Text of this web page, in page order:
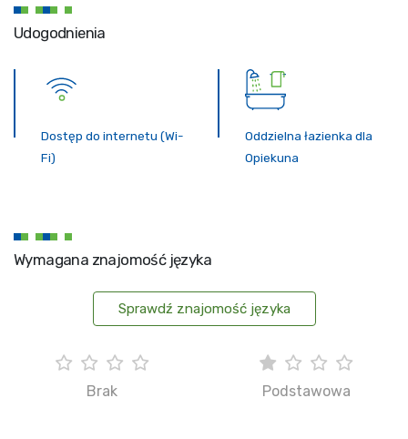
Udogodnienia
Dostęp do internetu (Wi-
Fi)
Oddzielna łazienka dla
Opiekuna
Wymagana znajomość języka
Sprawdź znajomość języka
Brak Podstawowa